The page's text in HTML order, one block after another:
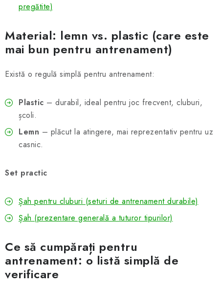
pregătite)
Material: lemn vs. plastic (care este
mai bun pentru antrenament)
Există o regulă simplă pentru antrenament:
Plastic – durabil, ideal pentru joc frecvent, cluburi,
școli.
Lemn – plăcut la atingere, mai reprezentativ pentru uz
casnic.
Set practic
Șah pentru cluburi (seturi de antrenament durabile)
Șah (prezentare generală a tuturor tipurilor)
Ce să cumpărați pentru
antrenament: o listă simplă de
verificare